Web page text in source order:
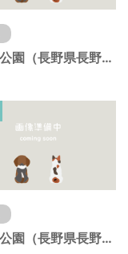
地附山公園（長野県長野市）
七瀬東公園（長野県長野市）